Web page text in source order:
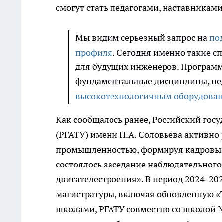
смогут стать педагогами,
Мы видим серьезный запрос на
профиля. Сегодня именно такие
для будущих инженеров.
фундаментальные дисциплины,
высокотехнологичным
Как сообщалось ранее, Российский
(РГАТУ) имени П.А. Соловьева активно
промышленностью, формируя
состоялось заседание
двигателестроения». В период 2024-
магистратуры, включая обновленную
школами, РГАТУ совместно со школой